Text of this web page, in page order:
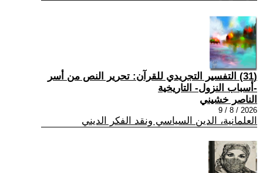
(31) التفسير التجريدي للقرآن: تحرير النص من أسر
-أسباب النزول- التاريخية
الناصر خشيني
2026 / 8 / 9
العلمانية، الدين السياسي ونقد الفكر الديني